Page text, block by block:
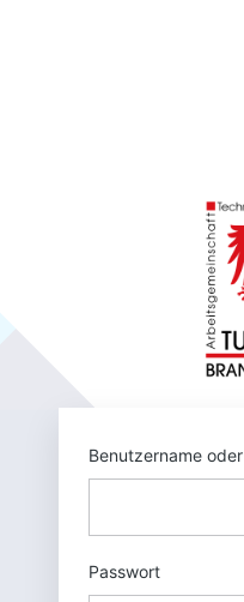
Benutzername
Passwort